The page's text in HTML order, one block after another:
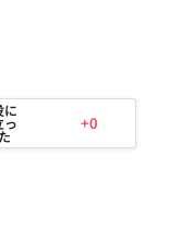
+0